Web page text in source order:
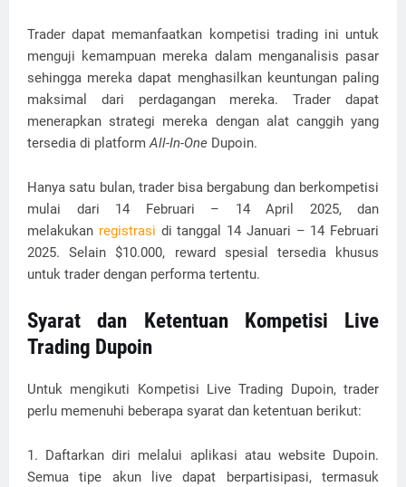
Trader dapat memanfaatkan kompetisi trading ini untuk
menguji kemampuan mereka dalam menganalisis pasar
sehingga mereka dapat menghasilkan keuntungan paling
maksimal dari perdagangan mereka. Trader dapat
menerapkan strategi mereka dengan alat canggih yang
tersedia di platformAll-In-One Dupoin.
Hanya satu bulan, trader bisa bergabung dan berkompetisi
mulai dari 14 Februari – 14 April 2025, dan
melakukan registrasi di tanggal 14 Januari – 14 Februari
2025. Selain $10.000, reward spesial tersedia khusus
untuk trader dengan performa tertentu.
Syarat dan Ketentuan Kompetisi Live
Trading Dupoin
Untuk mengikuti Kompetisi Live Trading Dupoin, trader
perlu memenuhi beberapa syarat dan ketentuan berikut:
1. Daftarkan diri melalui aplikasi atau website Dupoin.
Semua tipe akun live dapat berpartisipasi, termasuk